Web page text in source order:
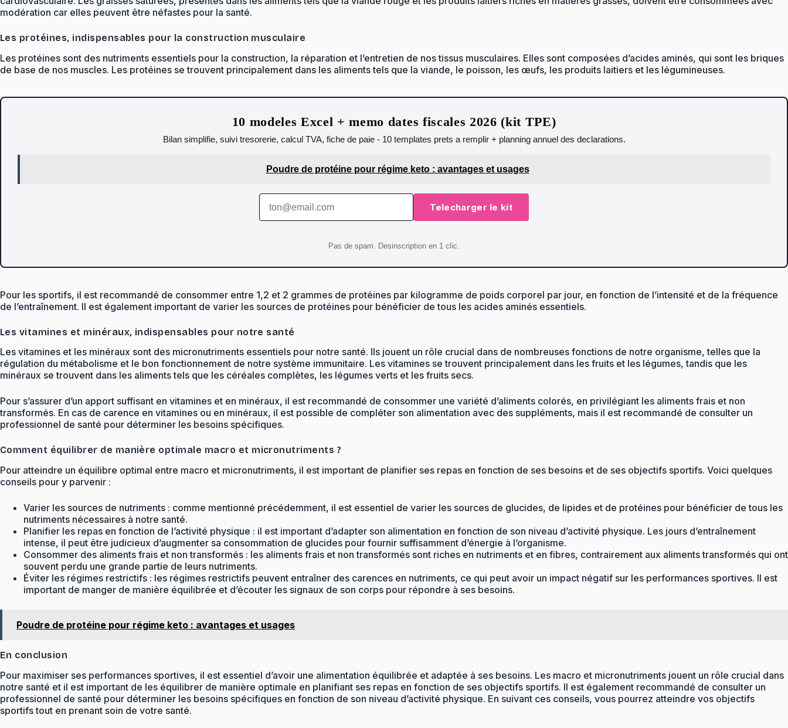
modération car elles peuvent être néfastes pour la santé.
Les protéines, indispensables pour la construction musculaire
Les protéines sont des nutriments essentiels pour la construction, la réparation et l’entretien de nos tissus musculaires. Elles sont composées d’acides aminés, qui sont les briques
de base de nos muscles. Les protéines se trouvent principalement dans les aliments tels que la viande, le poisson, les œufs, les produits laitiers et les légumineuses.
10 modeles Excel + memo dates fiscales 2026 (kit TPE)
Bilan simplifie, suivi tresorerie, calcul TVA, fiche de paie - 10 templates prets a remplir + planning annuel des declarations.
Poudre de protéine pour régime keto : avantages et usages
Telecharger le kit
Pas de spam. Desinscription en 1 clic.
Pour les sportifs, il est recommandé de consommer entre 1,2 et 2 grammes de protéines par kilogramme de poids corporel par jour, en fonction de l’intensité et de la fréquence
de l’entraînement. Il est également important de varier les sources de protéines pour bénéficier de tous les acides aminés essentiels.
Les vitamines et minéraux, indispensables pour notre santé
Les vitamines et les minéraux sont des micronutriments essentiels pour notre santé. Ils jouent un rôle crucial dans de nombreuses fonctions de notre organisme, telles que la
régulation du métabolisme et le bon fonctionnement de notre système immunitaire. Les vitamines se trouvent principalement dans les fruits et les légumes, tandis que les
minéraux se trouvent dans les aliments tels que les céréales complètes, les légumes verts et les fruits secs.
Pour s’assurer d’un apport suffisant en vitamines et en minéraux, il est recommandé de consommer une variété d’aliments colorés, en privilégiant les aliments frais et non
transformés. En cas de carence en vitamines ou en minéraux, il est possible de compléter son alimentation avec des suppléments, mais il est recommandé de consulter un
professionnel de santé pour déterminer les besoins spécifiques.
Comment équilibrer de manière optimale macro et micronutriments ?
Pour atteindre un équilibre optimal entre macro et micronutriments, il est important de planifier ses repas en fonction de ses besoins et de ses objectifs sportifs. Voici quelques
conseils pour y parvenir :
Varier les sources de nutriments : comme mentionné précédemment, il est essentiel de varier les sources de glucides, de lipides et de protéines pour bénéficier de tous les
nutriments nécessaires à notre santé.
Planifier les repas en fonction de l’activité physique : il est important d’adapter son alimentation en fonction de son niveau d’activité physique. Les jours d’entraînement
intense, il peut être judicieux d’augmenter sa consommation de glucides pour fournir suffisamment d’énergie à l’organisme.
Consommer des aliments frais et non transformés : les aliments frais et non transformés sont riches en nutriments et en fibres, contrairement aux aliments transformés qui ont
souvent perdu une grande partie de leurs nutriments.
Éviter les régimes restrictifs : les régimes restrictifs peuvent entraîner des carences en nutriments, ce qui peut avoir un impact négatif sur les performances sportives. Il est
important de manger de manière équilibrée et d’écouter les signaux de son corps pour répondre à ses besoins.
Poudre de protéine pour régime keto : avantages et usages
En conclusion
Pour maximiser ses performances sportives, il est essentiel d’avoir une alimentation équilibrée et adaptée à ses besoins. Les macro et micronutriments jouent un rôle crucial dans
notre santé et il est important de les équilibrer de manière optimale en planifiant ses repas en fonction de ses objectifs sportifs. Il est également recommandé de consulter un
professionnel de santé pour déterminer les besoins spécifiques en fonction de son niveau d’activité physique. En suivant ces conseils, vous pourrez atteindre vos objectifs
sportifs tout en prenant soin de votre santé.